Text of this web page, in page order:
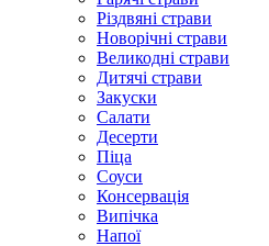
Різдвяні страви
Новорічні страви
Великодні страви
Дитячі страви
Закуски
Салати
Десерти
Піца
Соуси
Консервація
Випічка
Напої